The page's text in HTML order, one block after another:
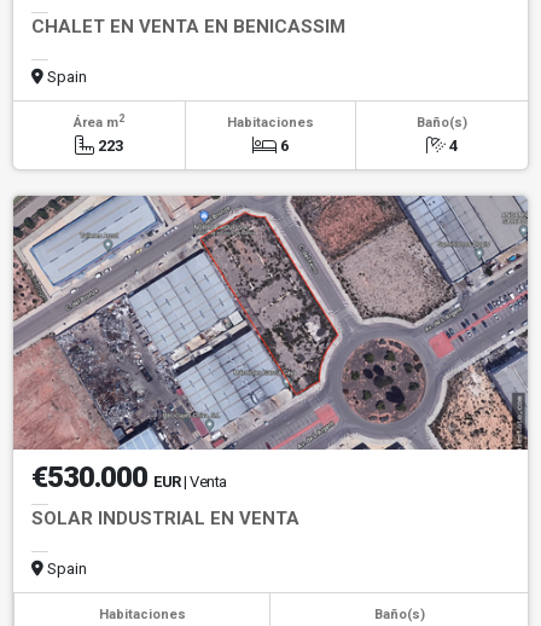
CHALET EN VENTA EN BENICASSIM
Spain
Área m2
223
Habitaciones
6
Baño(s)
4
€530.000 EUR| Venta
SOLAR INDUSTRIAL EN VENTA
Spain
Habitaciones Baño(s)